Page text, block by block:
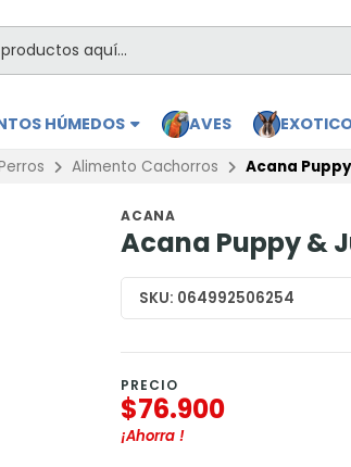
HÚMEDOS AVES
Alimento Cachorros Acana
ACANA
Acana Puppy &
SKU: 064992506254
PRECIO
$76.900
¡Ahorra !